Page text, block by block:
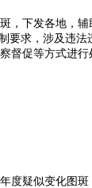
，下发各地，
要求，涉及违
督促等方式进行
度疑似变化图